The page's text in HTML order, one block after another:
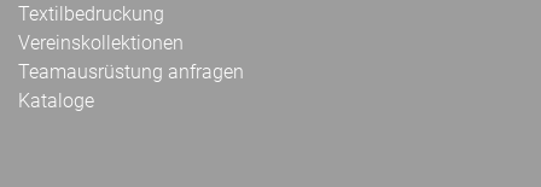
Textilbedruckung
Vereinskollektionen
Teamausrüstung anfragen
Kataloge